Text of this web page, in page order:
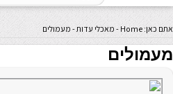
אתם כאן: Home
- מאכלי עדות- מעמולים
מעמולים